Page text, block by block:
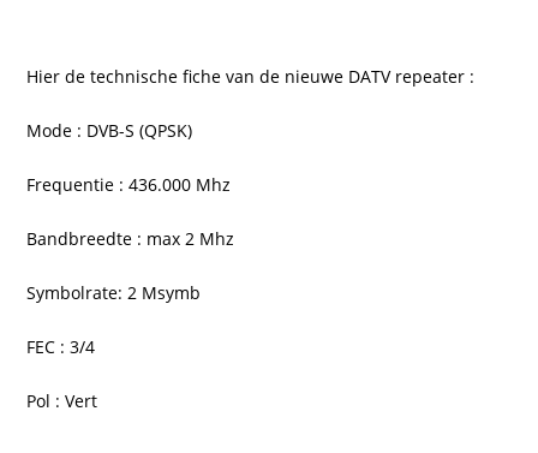
Hier de technische fiche van de nieuwe DATV repeater :
Mode : DVB-S (QPSK)
Frequentie : 436.000 Mhz
Bandbreedte : max 2 Mhz
Symbolrate: 2 Msymb
FEC : 3/4
Pol : Vert